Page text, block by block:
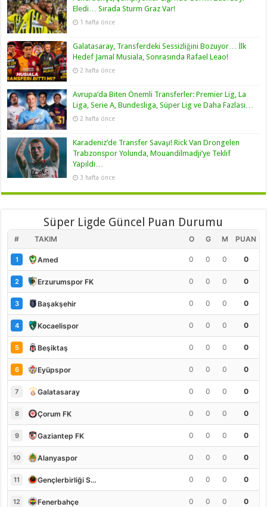
Eledi… Sırada Sturm Graz Var!
1 hafta önce
Galatasaray, Transferdeki Sessizliğini Bozuyor… İlk
Hedef Jamal Musiala, Sonrasında Rafael Leao!
2 hafta önce
Avrupa’da Biten Önemli Transferler: Premier Lig, La
Liga, Serie A, Bundesliga, Süper Lig ve Daha Fazlası…
2 hafta önce
Karadeniz’de Transfer Savaşı! Rick Van Drongelen
Trabzonspor Yolunda, Mouandilmadji’ye Teklif
Yapıldı…
3 hafta önce
Süper Ligde Güncel Puan Durumu
# TAKIM O G M PUAN
1 Amed 0 0 0 0
2 Erzurumspor FK 0 0 0 0
3 Başakşehir 0 0 0 0
4 Kocaelispor 0 0 0 0
5 Beşiktaş 0 0 0 0
6 Eyüpspor 0 0 0 0
7 Galatasaray 0 0 0 0
8 Çorum FK 0 0 0 0
9 Gaziantep FK 0 0 0 0
10 Alanyaspor 0 0 0 0
11 Gençlerbirliği S.K. 0 0 0 0
12 Fenerbahçe 0 0 0 0